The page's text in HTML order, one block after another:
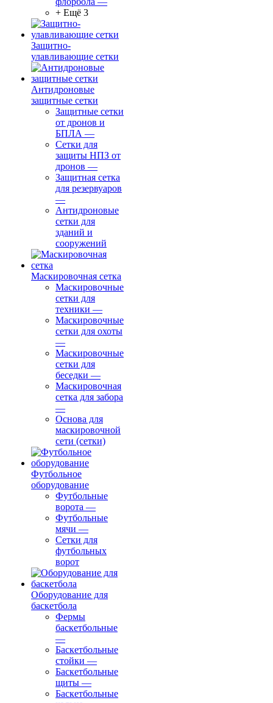
+ Ещё 3
Защитно-
улавливающие сетки
Антидроновые
защитные сетки
Защитные сетки
от дронов и
БПЛА —
Сетки для
защиты НПЗ от
дронов —
Защитная сетка
для резервуаров
—
Антидроновые
сетки для
зданий и
сооружений
Маскировочная сетка
Маскировочные
сетки для
техники —
Маскировочные
сетки для охоты
—
Маскировочные
сетки для
беседки —
Маскировочная
сетка для забора
—
Основа для
маскировочной
сети (сетки)
Футбольное
оборудование
Футбольные
ворота —
Футбольные
мячи —
Сетки для
футбольных
ворот
Оборудование для
баскетбола
Фермы
баскетбольные
—
Баскетбольные
стойки —
Баскетбольные
щиты —
Баскетбольные